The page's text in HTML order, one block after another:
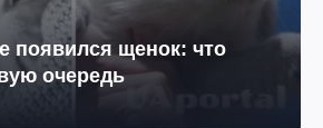
появился щенок: что
очередь